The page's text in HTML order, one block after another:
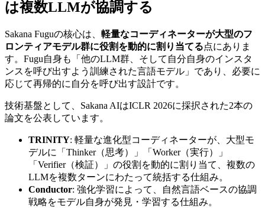
は複数LLMが協調する
Sakana Fuguの核心は、 軽量なコーディネーターが大型のフ
ロンティアモデル群に役割を動的に割り当てる点にありま
す。Fugu自身も「他のLLM群、そして自分自身のインスタ
ンスを呼び出すよう訓練された言語モデル」であり、必要に
応じて再帰的に自分を呼び出す設計です。
技術基盤として、Sakana AIはICLR 2026に採択された2本の
論文を公表しています。
TRINITY: 軽量な進化型コーディネーターが、大型モ
デルに「Thinker（思考）」「Worker（実行）」
「Verifier（検証）」の役割を動的に割り当て、複数の
LLMを複数ターンにわたって統括する仕組み。
Conductor: 強化学習によって、自然言語ベースの協調
戦略をモデル自身が発見・学習する仕組み。